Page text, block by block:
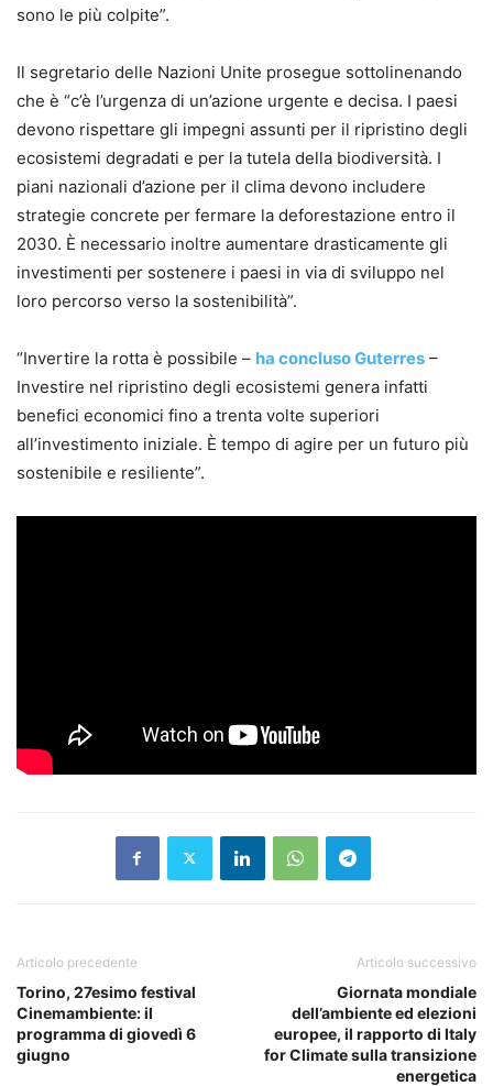
sono le più colpite”.
Il segretario delle Nazioni Unite prosegue sottolinenando
che è “c’è l’urgenza di un’azione urgente e decisa. I paesi
devono rispettare gli impegni assunti per il ripristino degli
ecosistemi degradati e per la tutela della biodiversità. I
piani nazionali d’azione per il clima devono includere
strategie concrete per fermare la deforestazione entro il
2030. È necessario inoltre aumentare drasticamente gli
investimenti per sostenere i paesi in via di sviluppo nel
loro percorso verso la sostenibilità”.
“Invertire la rotta è possibile – ha concluso Guterres –
Investire nel ripristino degli ecosistemi genera infatti
benefici economici fino a trenta volte superiori
all’investimento iniziale. È tempo di agire per un futuro più
sostenibile e resiliente”.
Articolo precedente
Torino, 27esimo festival
Cinemambiente: il
programma di giovedì 6
giugno
Articolo successivo
Giornata mondiale
dell’ambiente ed elezioni
europee, il rapporto di Italy
for Climate sulla transizione
energetica